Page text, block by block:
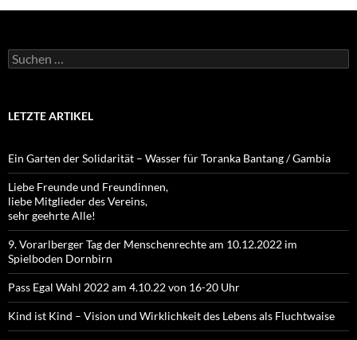
Suchen
nach:
LETZTE ARTIKEL
Ein Garten der Solidarität – Wasser für Toranka Bantang / Gambia
Liebe Freunde und Freundinnen,
liebe Mitglieder des Vereins,
sehr geehrte Alle!
9. Vorarlberger Tag der Menschenrechte am 10.12.2022 im
Spielboden Dornbirn
Pass Egal Wahl 2022 am 4.10.22 von 16-20 Uhr
Kind ist Kind – Vision und Wirklichkeit des Lebens als Fluchtwaise